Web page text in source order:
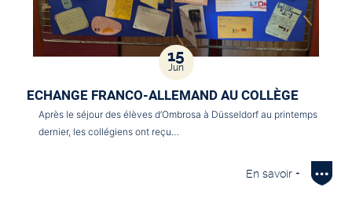
15
Jun
ECHANGE FRANCO-ALLEMAND AU COLLÈGE
Après le séjour des élèves d’Ombrosa à Düsseldorf au printemps
dernier, les collégiens ont reçu…
En savoir +